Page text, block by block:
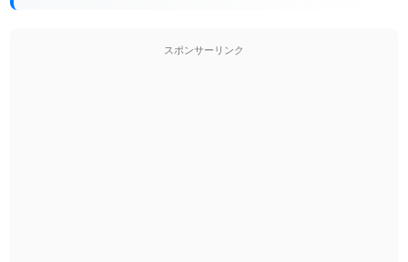
スポンサーリンク